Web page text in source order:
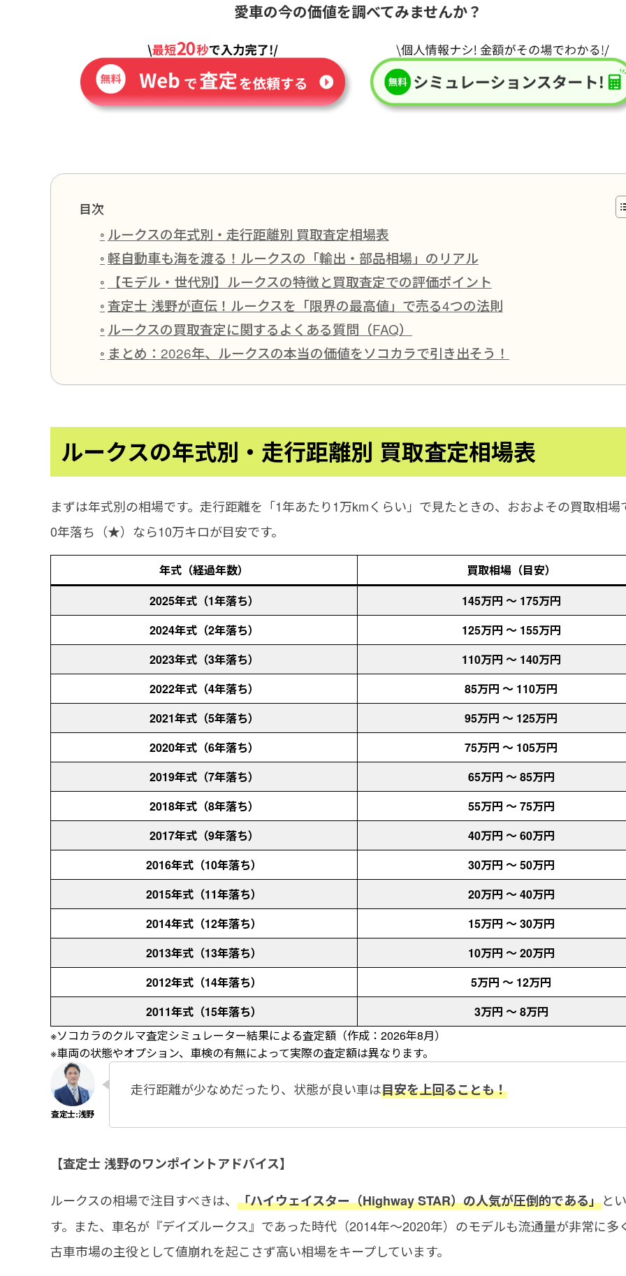
愛車の今の価値を調べてみませんか？
目次
ルークスの年式別・走行距離別 買取査定相場表
軽自動車も海を渡る！ルークスの「輸出・部品相場」のリアル
【モデル・世代別】ルークスの特徴と買取査定での評価ポイント
査定士 浅野が直伝！ルークスを「限界の最高値」で売る4つの法則
ルークスの買取査定に関するよくある質問（FAQ）
まとめ：2026年、ルークスの本当の価値をソコカラで引き出そう！
ルークスの年式別・走行距離別 買取査定相場表
まずは年式別の相場です。走行距離を「1年あたり1万kmくらい」で見たときの、おおよその買取相場
0年落ち（★）なら10万キロが目安です。
年式（経過年数）
買取相場（目安）
2025年式（1年落ち）
145万円 〜 175万円
2024年式（2年落ち）
125万円 〜 155万円
2023年式（3年落ち）
110万円 〜 140万円
2022年式（4年落ち）
85万円 〜 110万円
2021年式（5年落ち）
95万円 〜 125万円
2020年式（6年落ち）
75万円 〜 105万円
2019年式（7年落ち）
65万円 〜 85万円
2018年式（8年落ち）
55万円 〜 75万円
2017年式（9年落ち）
40万円 〜 60万円
2016年式（10年落ち）
30万円 〜 50万円
2015年式（11年落ち）
20万円 〜 40万円
2014年式（12年落ち）
15万円 〜 30万円
2013年式（13年落ち）
10万円 〜 20万円
2012年式（14年落ち）
5万円 〜 12万円
2011年式（15年落ち）
3万円 〜 8万円
※ソコカラのクルマ査定シミュレーター結果による査定額（作成：2026年8月）
※車両の状態やオプション、車検の有無によって実際の査定額は異なります。
走行距離が少なめだったり、状態が良い車は目安を上回ることも！
【査定士 浅野のワンポイントアドバイス】
ルークスの相場で注目すべきは、 「ハイウェイスター（Highway STAR）の人気が圧倒的である」と
す。また、車名が『デイズルークス』であった時代（2014年〜2020年）のモデルも流通量が非常に多
古車市場の主役として値崩れを起こさず高い相場をキープしています。